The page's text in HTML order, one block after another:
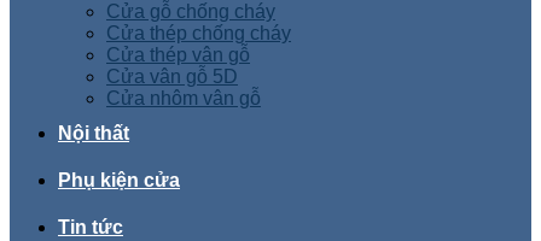
Cửa gỗ chống cháy
Cửa thép chống cháy
Cửa thép vân gỗ
Cửa vân gỗ 5D
Cửa nhôm vân gỗ
Nội thất
Phụ kiện cửa
Tin tức